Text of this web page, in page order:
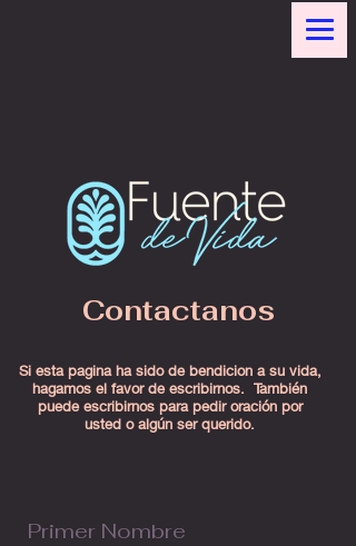
Contactanos
Si esta pagina ha sido de bendicion a su vida,
hagamos el favor de escribirnos. También
puede escribirnos para pedir oración por
usted o algún ser querido.